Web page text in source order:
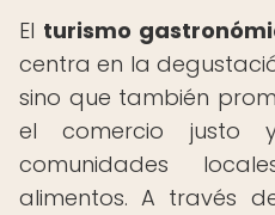
El turismo
centra en la
sino que también
el comercio
comunidades
alimentos. A través